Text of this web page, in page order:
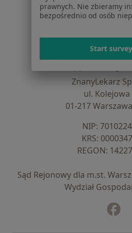
Noa Notes
Centrum Pomocy
Kontakt
ZnanyLekarz
ul. Kolejowa
01-217
NIP:
KRS:
REGON:
Sąd Rejonowy dla m.st.
Wydział
prawnych. Nie zbieramy
bezpośrednio od osób
Start survey